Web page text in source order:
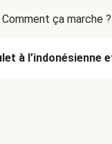
Comment ça marche ?
à l’indonésienne